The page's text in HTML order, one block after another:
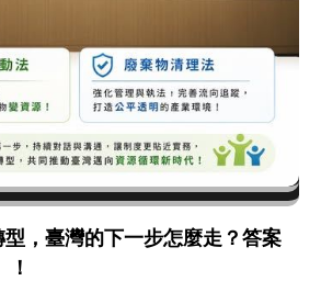
，臺灣的下一步怎麼走？答案